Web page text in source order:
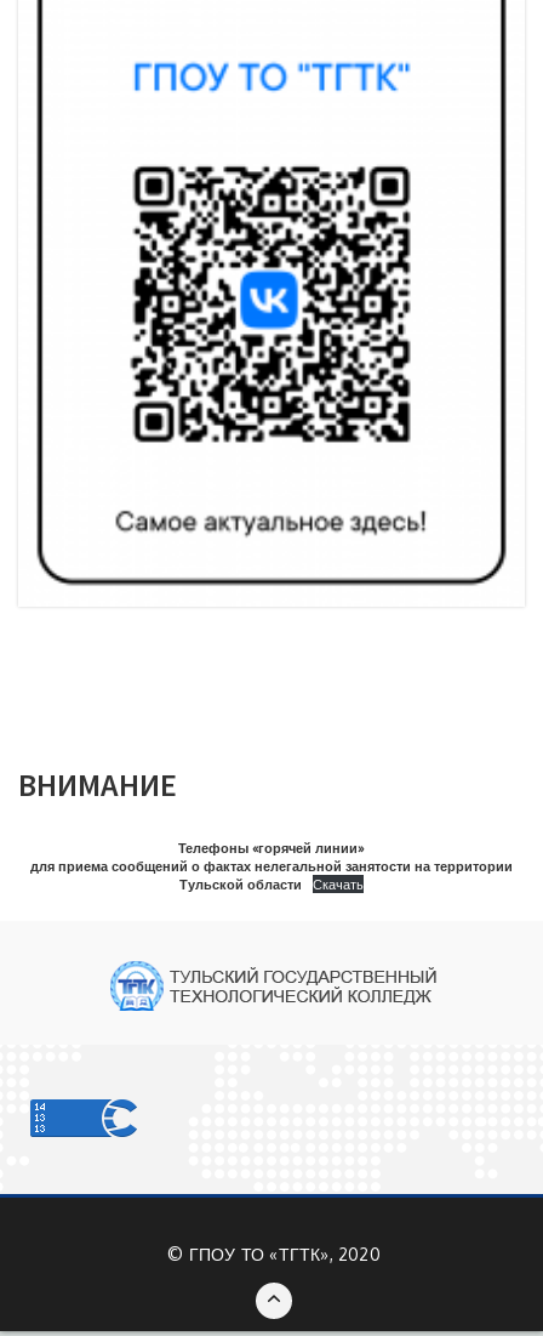
ВНИМАНИЕ
Телефоны «горячей линии»
для приема сообщений о фактах нелегальной занятости на территории
Тульской области
Скачать
© ГПОУ ТО «ТГТК», 2020